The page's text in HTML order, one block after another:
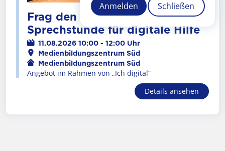
Anmelden Schließen
Frag den Technikcoach!
Sprechstunde für digitale Hilfe
11.08.2026 10:00 - 12:00 Uhr
Ort
Medienbildungszentrum Süd
Veranstalter
Medienbildungszentrum Süd
Angebot im Rahmen von „Ich digital“
Details ansehen